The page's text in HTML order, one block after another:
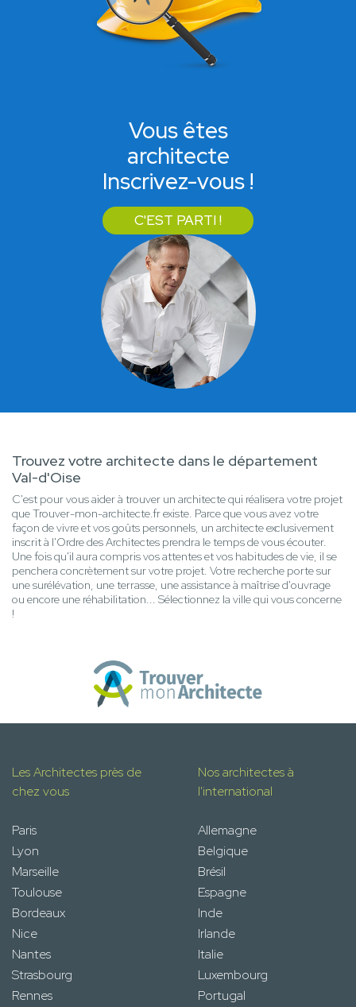
Vous êtes
architecte
Inscrivez-vous !
C'EST PARTI !
Trouvez votre architecte dans le département
Val-d'Oise
C'est pour vous aider à trouver un architecte qui réalisera votre projet
que Trouver-mon-architecte.fr existe. Parce que vous avez votre
façon de vivre et vos goûts personnels, un architecte exclusivement
inscrit à l'Ordre des Architectes prendra le temps de vous écouter.
Une fois qu'il aura compris vos attentes et vos habitudes de vie, il se
penchera concrètement sur votre projet. Votre recherche porte sur
une surélévation, une terrasse, une assistance à maîtrise d'ouvrage
ou encore une réhabilitation... Sélectionnez la ville qui vous concerne
!
Les Architectes près de
chez vous
Paris
Lyon
Marseille
Toulouse
Bordeaux
Nice
Nantes
Strasbourg
Rennes
Nos architectes à
l'international
Allemagne
Belgique
Brésil
Espagne
Inde
Irlande
Italie
Luxembourg
Portugal